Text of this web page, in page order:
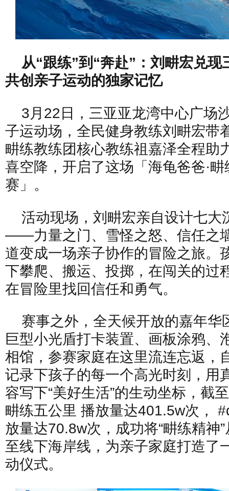
从“跟练”到“奔赴”：刘畊宏兑
共创亲子运动的独家记忆
3月22日，三亚亚龙湾中心广场
子运动场，全民健身教练刘畊宏带
畊练教练团核心教练祖嘉泽全程助
喜空降，开启了这场「海龟爸爸·
赛」。
活动现场，刘畊宏亲自设计七大
——力量之门、雪怪之怒、信任之
道变成一场亲子协作的冒险之旅。
下攀爬、搬运、投掷，在闯关的过
在冒险里找回信任和勇气。
赛事之外，全天候开放的嘉年华
巨型小光盾打卡装置、画板涂鸦、
相馆，参赛家庭在这里流连忘返，
记录下孩子的每一个高光时刻，用
容写下“美好生活”的生动坐标，截
畊练五公里 播放量达401.5w次，
放量达70.8w次，成功将“畊练精神
至线下海岸线，为亲子家庭打造了
动仪式。